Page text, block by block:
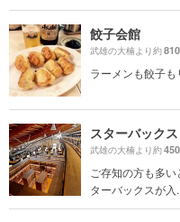
餃子会館
武雄の大楠より約
ラーメンも餃子
武雄の大楠より約
ご存知の方も多
ターバックスが入